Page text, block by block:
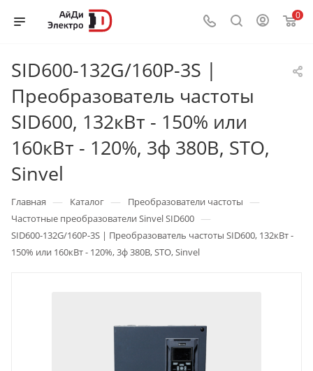
0
SID600-132G/160P-3S |
Преобразователь частоты
SID600, 132кВт - 150% или
160кВт - 120%, 3ф 380В, STO,
Sinvel
Главная — Каталог — Преобразователи частоты —
Частотные преобразователи Sinvel SID600 —
SID600-132G/160P-3S | Преобразователь частоты SID600, 132кВт -
150% или 160кВт - 120%, 3ф 380В, STO, Sinvel